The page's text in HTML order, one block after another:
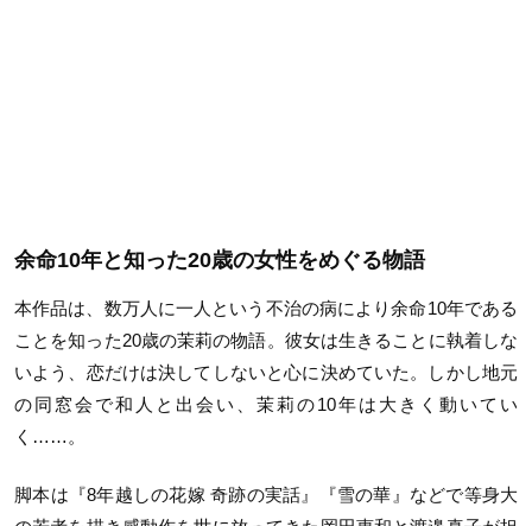
余命10年と知った20歳の女性をめぐる物語
本作品は、数万人に一人という不治の病により余命10年である
ことを知った20歳の茉莉の物語。彼女は生きることに執着しな
いよう、恋だけは決してしないと心に決めていた。しかし地元
の同窓会で和人と出会い、茉莉の10年は大きく動いてい
く……。
脚本は『8年越しの花嫁 奇跡の実話』『雪の華』などで等身大